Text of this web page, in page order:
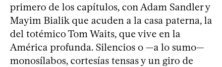
primero de los capítulos, con Adam Sandler y
Mayim Bialik que acuden a la casa paterna, la
del totémico Tom Waits, que vive en la
América profunda. Silencios o —a lo sumo—
monosílabos, cortesías tensas y un giro de